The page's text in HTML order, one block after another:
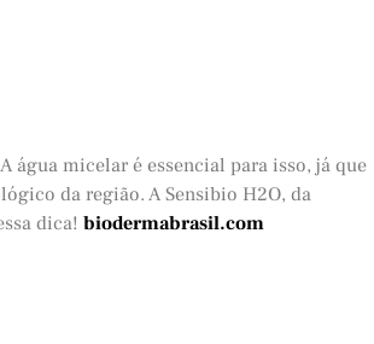
água micelar é essencial para isso, já que
da região. A Sensibio H2O, da
dica! biodermabrasil.com